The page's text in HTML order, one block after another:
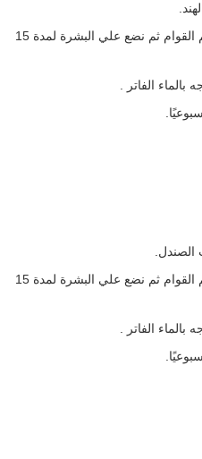
نخلط المكونات لعمل معجون ناعم القوام ثم نضع علي البشرة لمدة 15
الفاتر .
نخلط المكونات لعمل معجون ناعم القوام ثم نضع علي البشرة لمدة 15
الفاتر .